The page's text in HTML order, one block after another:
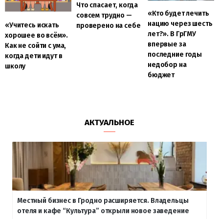
«Учитесь искать
хорошее во всём».
Как не сойти с ума,
когда дети идут в
школу
Что спасает, когда
совсем трудно —
проверено на себе
«Кто будет лечить
нацию через шесть
лет?». В ГрГМУ
впервые за
последние годы
недобор на
бюджет
АКТУАЛЬНОЕ
Местный бизнес в Гродно расширяется. Владельцы
отеля и кафе “Культура” открыли новое заведение